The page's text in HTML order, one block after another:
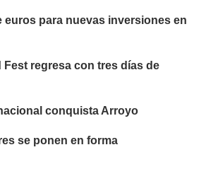
euros para nuevas inversiones en
Fest regresa con tres días de
conquista Arroyo
se ponen en forma